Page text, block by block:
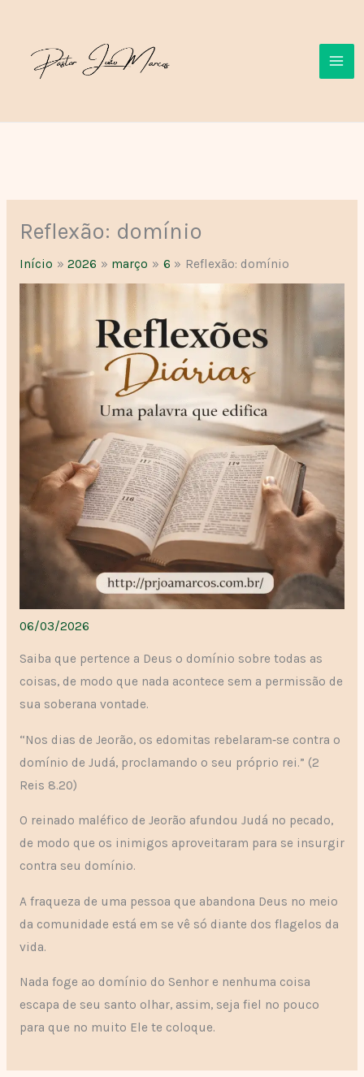
conteúdo
Reflexão: domínio
Início 2026 março 6 Reflexão: domínio
06/03/2026
Saiba que pertence a Deus o domínio sobre todas as
coisas, de modo que nada acontece sem a permissão de
sua soberana vontade.
“Nos dias de Jeorão, os edomitas rebelaram‑se contra o
domínio de Judá, proclamando o seu próprio rei.” (2
Reis 8.20)
O reinado maléfico de Jeorão afundou Judá no pecado,
de modo que os inimigos aproveitaram para se insurgir
contra seu domínio.
A fraqueza de uma pessoa que abandona Deus no meio
da comunidade está em se vê só diante dos flagelos da
vida.
Nada foge ao domínio do Senhor e nenhuma coisa
escapa de seu santo olhar, assim, seja fiel no pouco
para que no muito Ele te coloque.